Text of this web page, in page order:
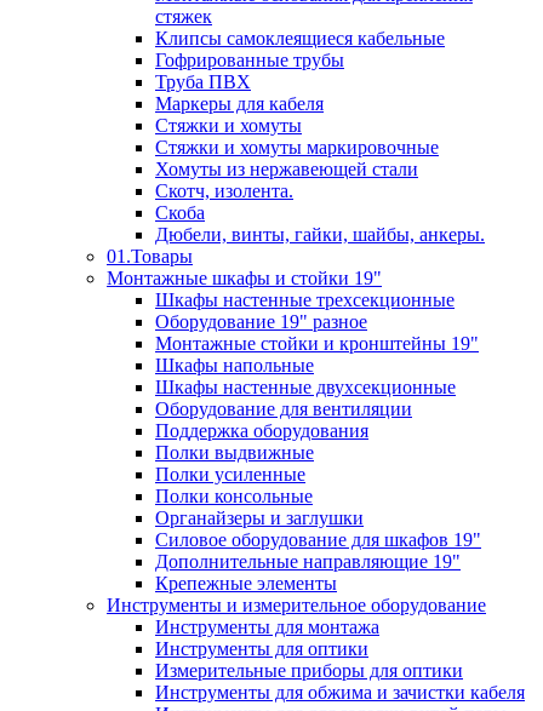
стяжек
Клипсы самоклеящиеся кабельные
Гофрированные трубы
Труба ПВХ
Маркеры для кабеля
Стяжки и хомуты
Стяжки и хомуты маркировочные
Хомуты из нержавеющей стали
Скотч, изолента.
Скоба
Дюбели, винты, гайки, шайбы, анкеры.
01.Товары
Монтажные шкафы и стойки 19"
Шкафы настенные трехсекционные
Оборудование 19" разное
Монтажные стойки и кронштейны 19"
Шкафы напольные
Шкафы настенные двухсекционные
Оборудование для вентиляции
Поддержка оборудования
Полки выдвижные
Полки усиленные
Полки консольные
Органайзеры и заглушки
Силовое оборудование для шкафов 19"
Дополнительные направляющие 19"
Крепежные элементы
Инструменты и измерительное оборудование
Инструменты для монтажа
Инструменты для оптики
Измерительные приборы для оптики
Инструменты для обжима и зачистки кабеля